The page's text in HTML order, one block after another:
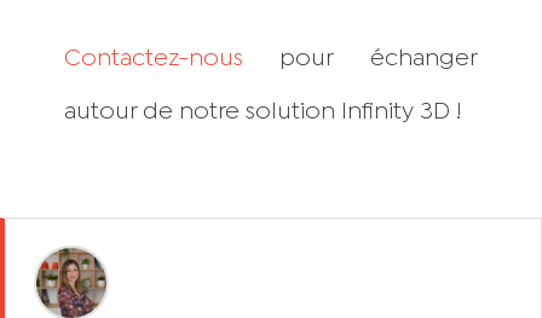
Contactez-nous pour échanger
autour de notre solution Infinity 3D !